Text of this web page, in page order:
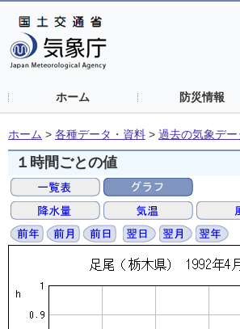
ホーム 防災情報
ホーム > 各種データ・資料 > 過去の気象デ
１時間ごとの値